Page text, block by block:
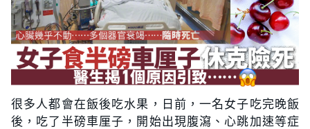
很多人都會在飯後吃水果，日前，一名女子吃完晚飯
後，吃了半磅車厘子，開始出現腹瀉、心跳加速等症